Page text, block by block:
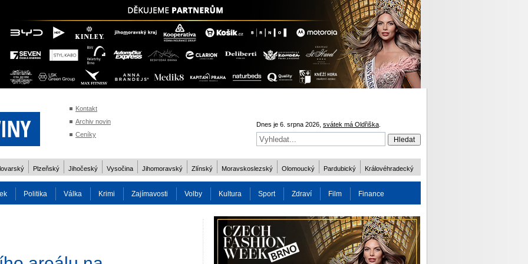
Kontakt
Archiv novin
Ceníky
Dnes je 6. srpna 2026, svátek má Oldřiška
Plzeňský Jihočeský Vysočina Jihomoravský Zlínský Moravskoslezský Olomoucký Pardubický Královéhradecký
Politika Válka Krimi Zajímavosti Volby Kultura Sport Zdraví Film Finance
Charita Osobnost Více ODM 2016